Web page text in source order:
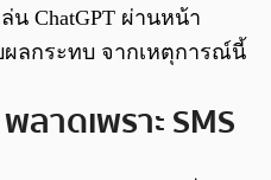
น ChatGPT ผ่านหน้า
ผลกระทบ จากเหตุการณ์นี้
ลาดเพราะ SMS